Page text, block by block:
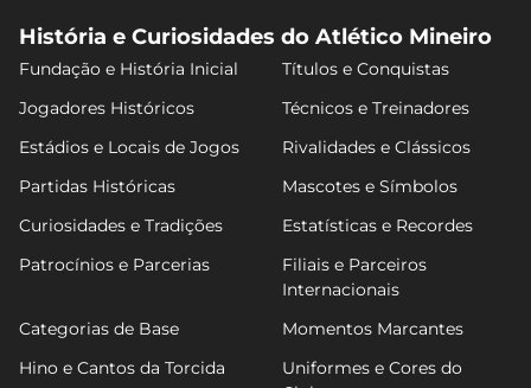
História e Curiosidades do Atlético Mineiro
Fundação e História Inicial
Títulos e Conquistas
Jogadores Históricos
Técnicos e Treinadores
Estádios e Locais de Jogos
Rivalidades e Clássicos
Partidas Históricas
Mascotes e Símbolos
Curiosidades e Tradições
Estatísticas e Recordes
Patrocínios e Parcerias
Filiais e Parceiros
Internacionais
Categorias de Base
Momentos Marcantes
Hino e Cantos da Torcida
Uniformes e Cores do